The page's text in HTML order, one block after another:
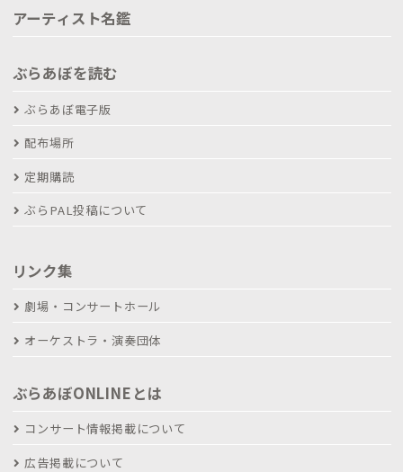
アーティスト名鑑
ぶらあぼを読む
ぶらあぼ電子版
配布場所
定期購読
ぶらPAL投稿について
リンク集
劇場・コンサートホール
オーケストラ・演奏団体
ぶらあぼONLINEとは
コンサート情報掲載について
広告掲載について